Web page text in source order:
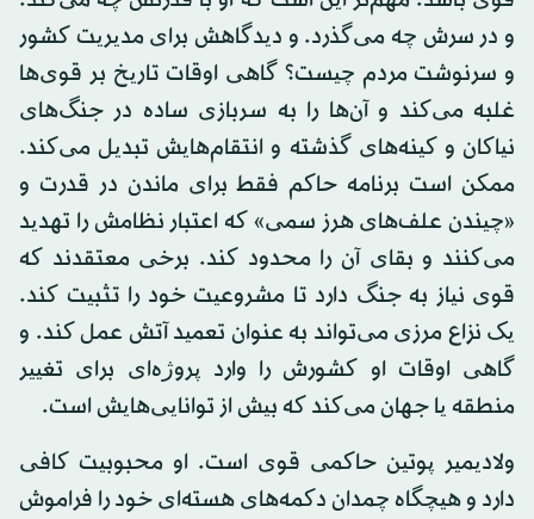
و در سرش چه می‌گذرد. و دیدگاهش برای مدیریت کشور
و سرنوشت مردم چیست؟ گاهی اوقات تاریخ بر قوی‌ها
غلبه می‌کند و آن‌ها را به سربازی ساده در جنگ‌های
نیاکان و کینه‌های گذشته و انتقام‌هایش تبدیل می‌کند.
ممکن است برنامه حاکم فقط برای ماندن در قدرت و
«چیندن علف‌های هرز سمی» که اعتبار نظامش را تهدید
می‌کنند و بقای آن را محدود کند. برخی معتقدند که
قوی نیاز به جنگ دارد تا مشروعیت خود را تثبیت کند.
یک نزاع مرزی می‌تواند به عنوان تعمید آتش عمل کند. و
گاهی اوقات او کشورش را وارد پروژه‌ای برای تغییر
منطقه یا جهان می‌کند که بیش از توانایی‌هایش است.
ولادیمیر پوتین حاکمی قوی است. او محبوبیت کافی
دارد و هیچگاه چمدان دکمه‌های هسته‌ای خود را فراموش